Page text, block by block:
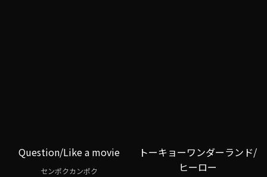
Question/Like a movie
センポクカンポク
トーキョーワンダーランド/
ヒーロー